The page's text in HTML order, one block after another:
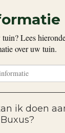
Lees
over uw tuin.
ik doen